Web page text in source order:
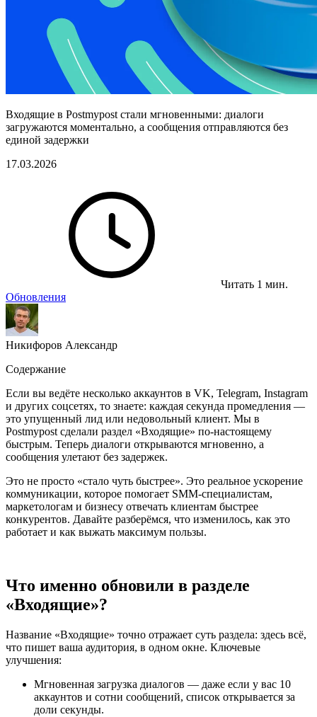
Входящие в Postmypost стали мгновенными: диалоги
загружаются моментально, а сообщения отправляются без
единой задержки
17.03.2026
Читать 1 мин.
Обновления
Никифоров Александр
Содержание
Если вы ведёте несколько аккаунтов в VK, Telegram, Instagram
и других соцсетях, то знаете: каждая секунда промедления —
это упущенный лид или недовольный клиент. Мы в
Postmypost сделали раздел «Входящие» по-настоящему
быстрым. Теперь диалоги открываются мгновенно, а
сообщения улетают без задержек.
Это не просто «стало чуть быстрее». Это реальное ускорение
коммуникации, которое помогает SMM-специалистам,
маркетологам и бизнесу отвечать клиентам быстрее
конкурентов. Давайте разберёмся, что изменилось, как это
работает и как выжать максимум пользы.
Что именно обновили в разделе
«Входящие»?
Название «Входящие» точно отражает суть раздела: здесь всё,
что пишет ваша аудитория, в одном окне. Ключевые
улучшения:
Мгновенная загрузка диалогов — даже если у вас 10
аккаунтов и сотни сообщений, список открывается за
доли секунды.